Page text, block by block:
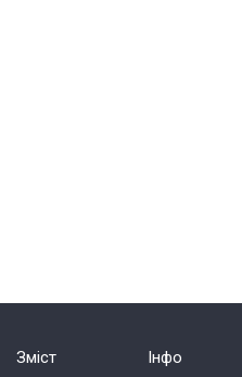
Зміст Інфо